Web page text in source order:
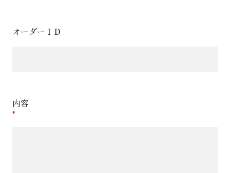
オーダーＩＤ
内容